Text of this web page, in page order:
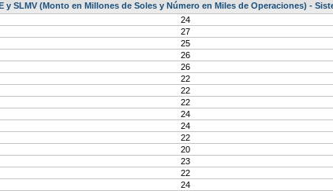
y SLMV (Monto en Millones de Soles y Número en Miles de Operaciones) -
24
27
25
26
26
22
22
22
24
24
22
20
23
22
24